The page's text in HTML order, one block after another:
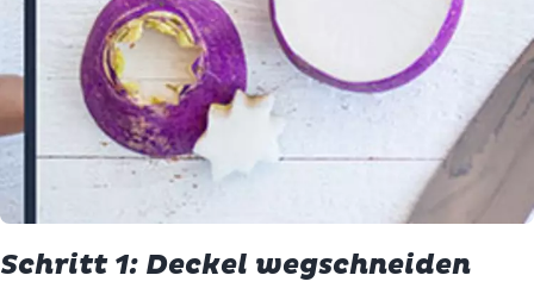
Schritt 1: Deckel wegschneiden